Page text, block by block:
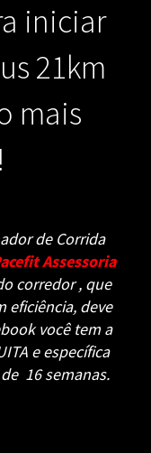
iniciar
21km
mais
de Corrida
Assessoria
corredor , que
eficiência, deve
você tem a
e específica
16 semanas.